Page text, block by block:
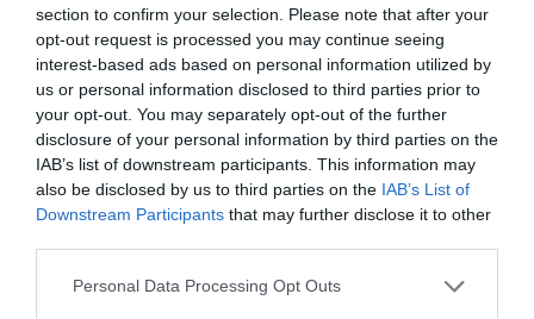
section to confirm your selection. Please note that after your
opt-out request is processed you may continue seeing
interest-based ads based on personal information utilized by
us or personal information disclosed to third parties prior to
your opt-out. You may separately opt-out of the further
disclosure of your personal information by third parties on the
IAB’s list of downstream participants. This information may
also be disclosed by us to third parties on the IAB’s List of
Downstream Participants that may further disclose it to other
Please note that this website/app uses one or more Google
Personal Data Processing Opt Outs
08.08.2026 | 09:02
του Αρκά για τα τατουάζ (φωτο)